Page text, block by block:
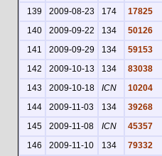
139
2009-08-23 174
17825
140
2009-09-22 134
50126
141
2009-09-29 134
59153
142
2009-10-13 134
83038
143
2009-10-18 ICN
10204
144
2009-11-03 134
39268
145
2009-11-08 ICN
45357
146
2009-11-10 134
79332